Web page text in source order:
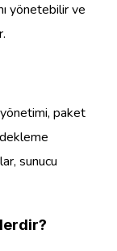
yönetebilir ve
yönetimi, paket
sunucu